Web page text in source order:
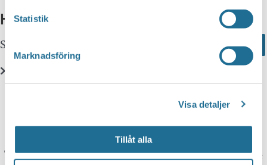
Statistik
Marknadsföring
Visa detaljer
Tillåt alla
Hittar du inte vad du söker?
Sök här... Search
Translate
You can translate this website with Google
Translate. It is important to remember that the